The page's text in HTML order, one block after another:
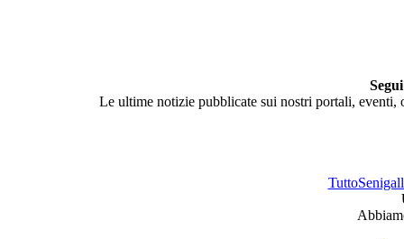
Le ultime notizie pubblicate sui nostri portali,